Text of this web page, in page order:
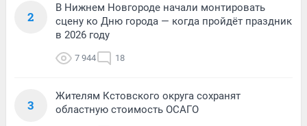
2
В Нижнем Новгороде начали монтировать
сцену ко Дню города — когда пройдёт праздник
в 2026 году
7 944 18
3
Жителям Кстовского округа сохранят
областную стоимость ОСАГО